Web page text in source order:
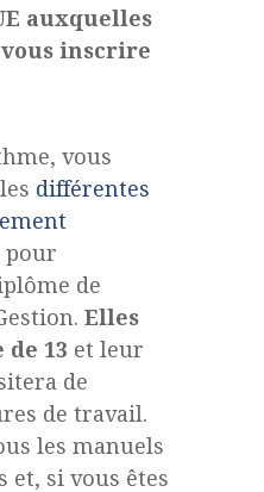
auxquelles
inscrire
vous
différentes
pour
de
Elles
13 et leur
de
de travail.
les manuels
et, si vous êtes